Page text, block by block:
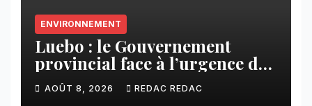
ENVIRONNEMENT
Luebo : le Gouvernement
provincial face à l’urgence des
érosions qui menacent la cité
AOÛT 8, 2026 REDAC REDAC